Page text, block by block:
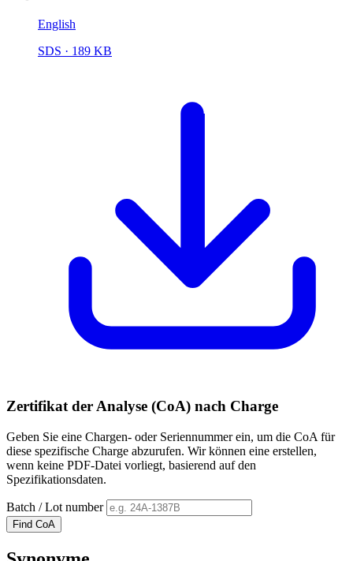
English
SDS · 189 KB
Zertifikat der Analyse (CoA) nach Charge
Geben Sie eine Chargen- oder Seriennummer ein, um die CoA für
diese spezifische Charge abzurufen. Wir können eine erstellen,
wenn keine PDF-Datei vorliegt, basierend auf den
Spezifikationsdaten.
Batch / Lot number
Find CoA